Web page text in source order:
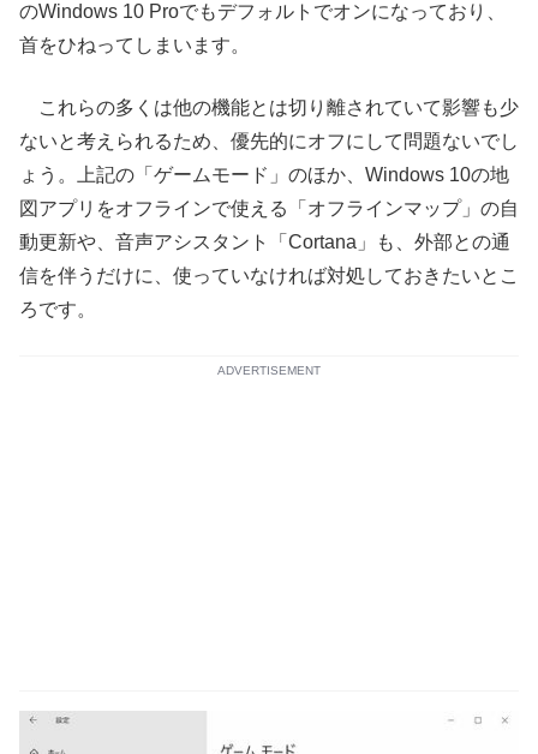
のWindows 10 Proでもデフォルトでオンになっており、
首をひねってしまいます。
これらの多くは他の機能とは切り離されていて影響も少
ないと考えられるため、優先的にオフにして問題ないでし
ょう。上記の「ゲームモード」のほか、Windows 10の地
図アプリをオフラインで使える「オフラインマップ」の自
動更新や、音声アシスタント「Cortana」も、外部との通
信を伴うだけに、使っていなければ対処しておきたいとこ
ろです。
ADVERTISEMENT